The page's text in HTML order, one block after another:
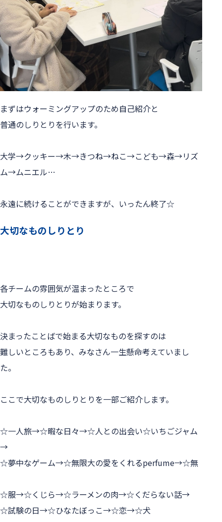
まずはウォーミングアップのため自己紹介と
普通のしりとりを行います。
大学→クッキー→木→きつね→ねこ→こども→森→リズ
ム→ムニエル…
永遠に続けることができますが、いったん終了☆
大切なものしりとり
各チームの雰囲気が温まったところで
大切なものしりとりが始まります。
決まったことばで始まる大切なものを探すのは
難しいところもあり、みなさん一生懸命考えていまし
た。
ここで大切なものしりとりを一部ご紹介します。
☆一人旅→☆暇な日々→☆人との出会い☆いちごジャム
→
☆夢中なゲーム→☆無限大の愛をくれるperfume→☆無
☆服→☆くじら→☆ラーメンの肉→☆くだらない話→
☆試験の日→☆ひなたぼっこ→☆恋→☆犬